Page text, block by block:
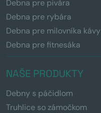
Debna pre pivára
Debna pre rybára
Debna pre milovníka kávy
Debna pre fitnesáka
NAŠE PRODUKTY
Debny s páčidlom
Truhlice so zámočkom